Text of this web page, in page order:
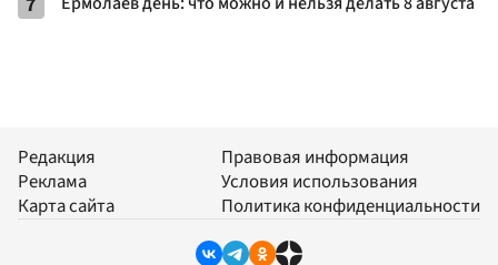
Редакция
Реклама
Карта сайта
Правовая информация
Условия использования
Политика конфиденциальности